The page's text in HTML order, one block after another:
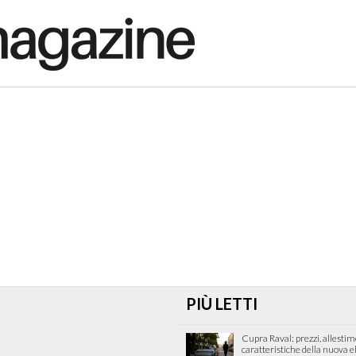
PIÙ LETTI
Cupra Raval: prezzi,
caratteristiche della nuova